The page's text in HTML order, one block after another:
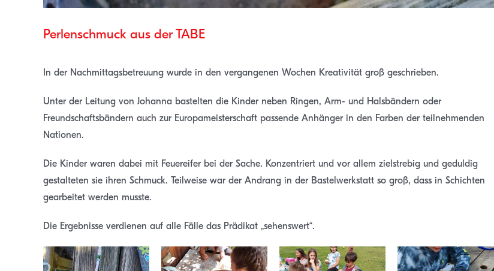
Perlenschmuck aus der TABE
In der Nachmittagsbetreuung wurde in den vergangenen Wochen Kreativität groß geschrieben.
Unter der Leitung von Johanna bastelten die Kinder neben Ringen, Arm- und Halsbändern oder
Freundschaftsbändern auch zur Europameisterschaft passende Anhänger in den Farben der teilnehmenden
Nationen.
Die Kinder waren dabei mit Feuereifer bei der Sache. Konzentriert und vor allem zielstrebig und geduldig
gestalteten sie ihren Schmuck. Teilweise war der Andrang in der Bastelwerkstatt so groß, dass in Schichten
gearbeitet werden musste.
Die Ergebnisse verdienen auf alle Fälle das Prädikat „sehenswert“.